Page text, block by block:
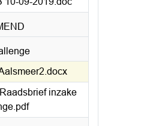
inzake